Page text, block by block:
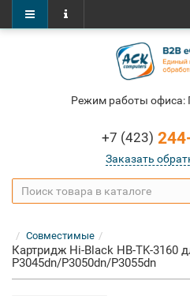
Режим работы офиса:
+7 (423)
Заказать
Совместимые
Картридж Hi-Black HB-TK-3160
P3045dn/P3050dn/P3055dn